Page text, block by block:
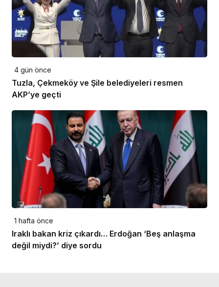
4 gün önce
Tuzla, Çekmeköy ve Şile belediyeleri resmen
AKP’ye geçti
1 hafta önce
Iraklı bakan kriz çıkardı… Erdoğan ‘Beş anlaşma
değil miydi?’ diye sordu